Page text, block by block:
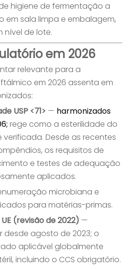
higiene de fermentação a
em sala limpa e embalagem,
nível de lote.
em 2026
relevante para a
em 2026 assenta em
USP <71> — harmonizados
rege como a esterilidade do
Desde as recentes
os requisitos de
e testes de adequação
aplicados.
microbiana e
para matérias-primas.
UE (revisão de 2022) —
agosto de 2023; o
aplicável globalmente
incluindo o CCS obrigatório.